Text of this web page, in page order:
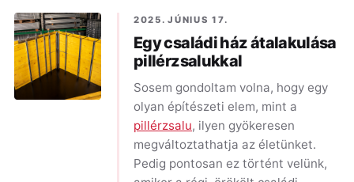
2025. JÚNIUS 17.
Egy családi ház átalakulása
pillérzsalukkal
Sosem gondoltam volna, hogy egy
olyan építészeti elem, mint a
pillérzsalu, ilyen gyökeresen
megváltoztathatja az életünket.
Pedig pontosan ez történt velünk,